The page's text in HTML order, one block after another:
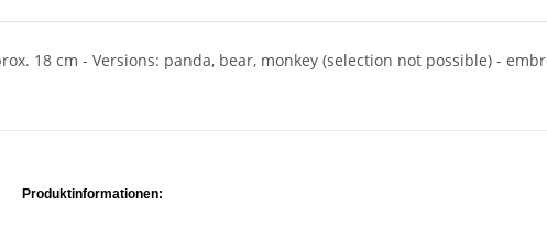
18 cm - Versions: panda, bear, monkey (selection not possible) -
Produktinformationen: